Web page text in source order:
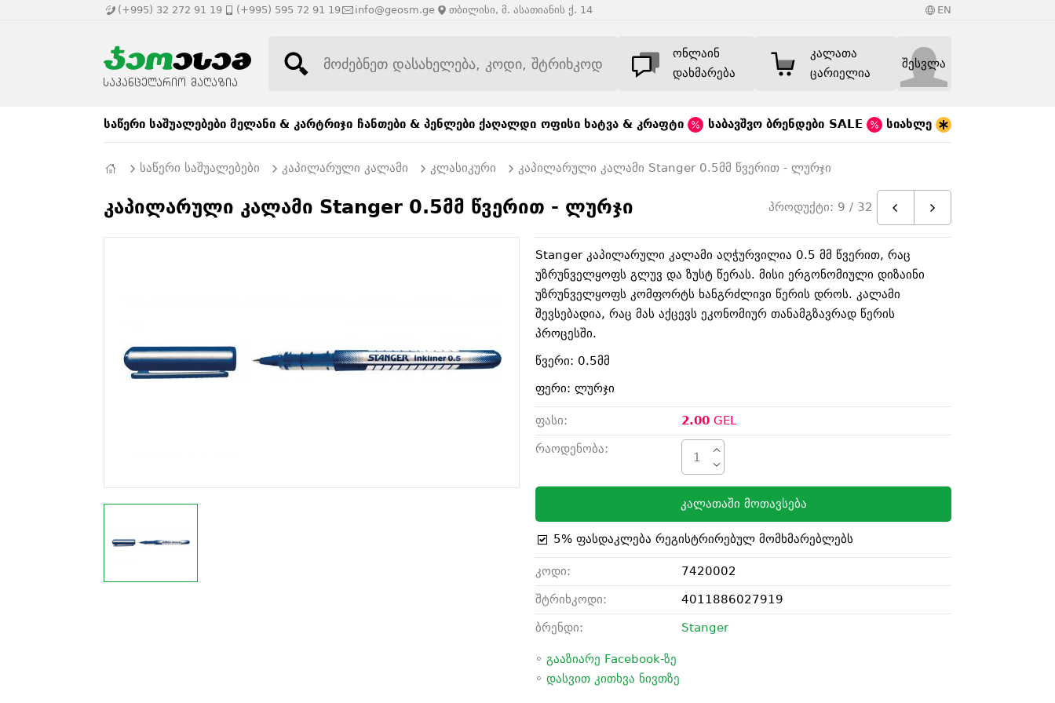
(+995) 32 272 91 19 (+995) 595 72 91 19 info@geosm.ge თბილისი, მ. ასათიანის ქ. 14 EN
ონლაინ
დახმარება
კალათა
ცარიელია
შესვლა
საწერი საშუალებები მელანი & კარტრიჯი ჩანთები & პენლები ქაღალდი ოფისი ხატვა & კრაფტი საბავშვო ბრენდები SALE სიახლე
საწერი საშუალებები კაპილარული კალამი კლასიკური კაპილარული კალამი Stanger 0.5მმ წვერით - ლურჯი
კაპილარული კალამი Stanger 0.5მმ წვერით - ლურჯი პროდუქტი: 9 / 32
Stanger კაპილარული კალამი აღჭურვილია 0.5 მმ წვერით, რაც
უზრუნველყოფს გლუვ და ზუსტ წერას. მისი ერგონომიული დიზაინი
უზრუნველყოფს კომფორტს ხანგრძლივი წერის დროს. კალამი
შევსებადია, რაც მას აქცევს ეკონომიურ თანამგზავრად წერის
პროცესში.
წვერი: 0.5მმ
ფერი: ლურჯი
ფასი: 2.00GEL
რაოდენობა:
კალათაში მოთავსება
5% ფასდაკლება რეგისტრირებულ მომხმარებლებს
კოდი:
7420002
შტრიხკოდი:
4011886027919
ბრენდი:
Stanger
◦ გააზიარე Facebook-ზე
◦ დასვით კითხვა ნივთზე